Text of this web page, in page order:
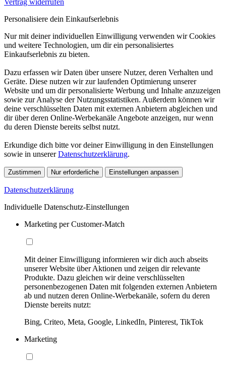
Personalisiere dein Einkaufserlebnis
Nur mit deiner individuellen Einwilligung verwenden wir Cookies
und weitere Technologien, um dir ein personalisiertes
Einkaufserlebnis zu bieten.
Dazu erfassen wir Daten über unsere Nutzer, deren Verhalten und
Geräte. Diese nutzen wir zur laufenden Optimierung unserer
Website und um dir personalisierte Werbung und Inhalte anzuzeigen
sowie zur Analyse der Nutzungsstatistiken. Außerdem können wir
deine verschlüsselten Daten mit externen Anbietern abgleichen und
dir über deren Online-Werbekanäle Angebote anzeigen, nur wenn
du deren Dienste bereits selbst nutzt.
Erkundige dich bitte vor deiner Einwilligung in den Einstellungen
sowie in unsererDatenschutzerklärung.
Zustimmen Nur erforderliche Einstellungen anpassen
Datenschutzerklärung
Individuelle Datenschutz-Einstellungen
Marketing per Customer-Match
Mit deiner Einwilligung informieren wir dich auch abseits
unserer Website über Aktionen und zeigen dir relevante
Produkte. Dazu gleichen wir deine verschlüsselten
personenbezogenen Daten mit folgenden externen Anbietern
ab und nutzen deren Online-Werbekanäle, sofern du deren
Dienste bereits nutzt:
Bing, Criteo, Meta, Google, LinkedIn, Pinterest, TikTok
Marketing